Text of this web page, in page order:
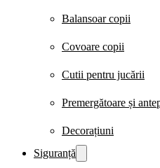
Balansoar copii
Covoare copii
Cutii pentru jucării
Premergătoare și
Decorațiuni
Siguranță